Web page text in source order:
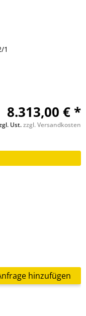
1
8.313,00 € *
Ust.zzgl. Versandkosten
hinzufügen